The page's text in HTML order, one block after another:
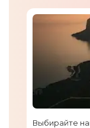
Выбирайте